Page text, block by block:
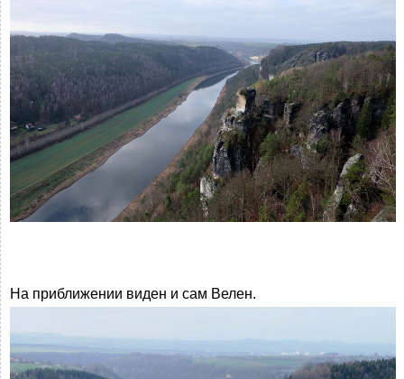
На приближении виден и сам Велен.